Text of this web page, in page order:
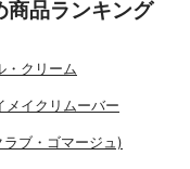
商品ランキング
・クリーム
メイクリムーバー
ブ・ゴマージュ)